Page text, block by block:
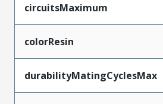
circuitsMaximum
colorResin
durabilityMatingCyclesMax